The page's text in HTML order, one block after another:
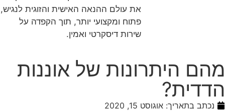
את עולם ההנאה האישית והזוגית לנגיש,
פתוח ומקצועי יותר, תוך הקפדה על
שירות דיסקרטי ואמין.
מהם היתרונות של אוננות
הדדית?
נכתב בתאריך: אוגוסט 15, 2020